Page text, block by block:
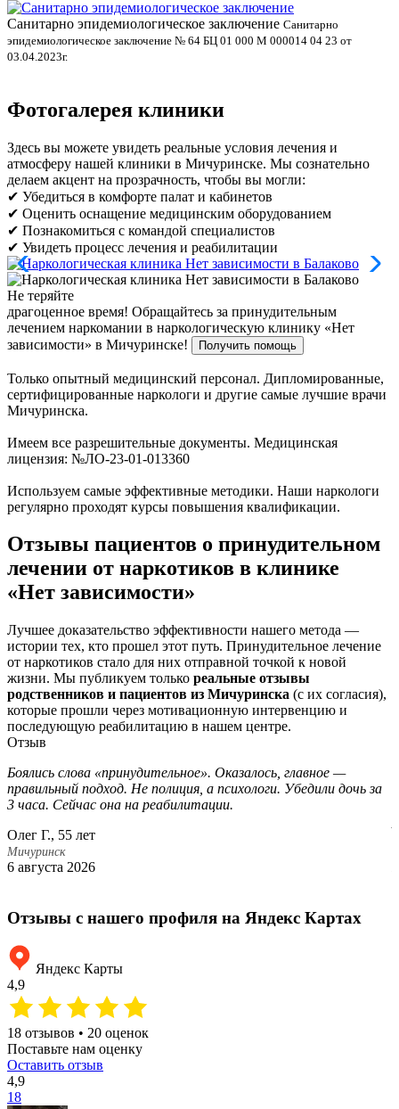
Санитарно эпидемиологическое заключение Санитарно
эпидемиологическое заключение № 64 БЦ 01 000 М 000014 04 23 от
03.04.2023г.
Фотогалерея клиники
Здесь вы можете увидеть реальные условия лечения и
атмосферу нашей клиники в Мичуринске. Мы сознательно
делаем акцент на прозрачность, чтобы вы могли:
✔ Убедиться в комфорте палат и кабинетов
✔ Оценить оснащение медицинским оборудованием
✔ Познакомиться с командой специалистов
✔ Увидеть процесс лечения и реабилитации
Не теряйте
драгоценное время! Обращайтесь за принудительным
лечением наркомании в наркологическую клинику «Нет
зависимости» в Мичуринске!
Получить помощь
Только опытный медицинский персонал. Дипломированные,
сертифицированные наркологи и другие самые лучшие врачи
Мичуринска.
Имеем все разрешительные документы. Медицинская
лицензия: №ЛО-23-01-013360
Используем самые эффективные методики. Наши наркологи
регулярно проходят курсы повышения квалификации.
Отзывы пациентов о принудительном
лечении от наркотиков в клинике
«Нет зависимости»
Лучшее доказательство эффективности нашего метода —
истории тех, кто прошел этот путь. Принудительное лечение
от наркотиков стало для них отправной точкой к новой
жизни. Мы публикуем только реальные отзывы
родственников и пациентов из Мичуринска (с их согласия),
которые прошли через мотивационную интервенцию и
последующую реабилитацию в нашем центре.
Отзыв
Боялись слова «принудительное». Оказалось, главное —
правильный подход. Не полиция, а психологи. Убедили дочь за
3 часа. Сейчас она на реабилитации.
Олег Г., 55 лет
Мичуринск
6 августа 2026
Отзывы с нашего профиля на Яндекс Картах
Яндекс Карты
4,9
18 отзывов • 20 оценок
Поставьте нам оценку
Оставить отзыв
4,9
18